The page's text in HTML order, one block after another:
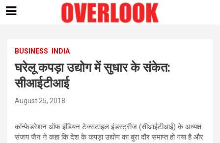
contentBUSINESS INDIA
घरेलू कपड़ा उद्योग में सुधार के संकेत:
सीआईटीआई
August 25, 2018
कॉन्फेडरेशन ऑफ इंडियन टेक्सटाइल इंडस्ट्रीज (सीआईटीआई) के अध्यक्ष
संजय जैन ने कहा कि देश के कपड़ा उद्योग का बुरा दौर समाप्त हो गया है और